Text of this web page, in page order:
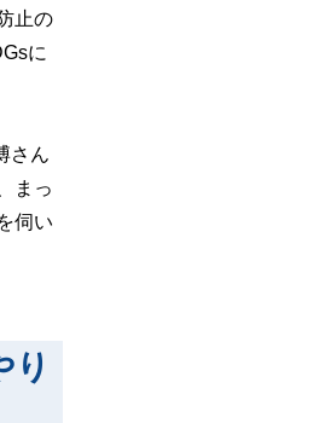
止の
に
さん
まっ
伺い
り